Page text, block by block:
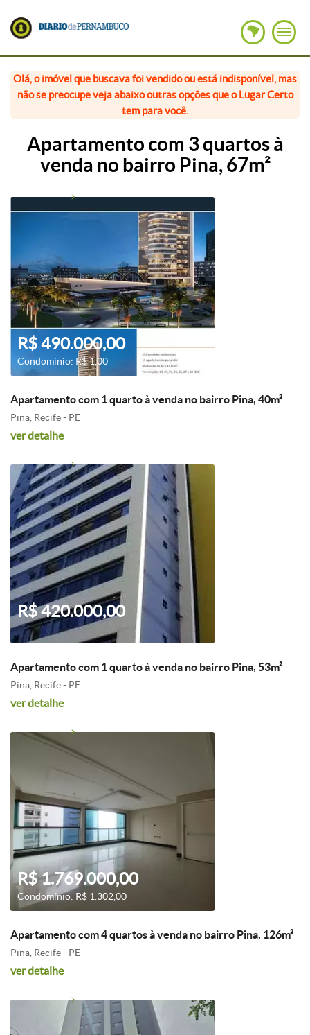
Olá, o imóvel que buscava foi vendido ou está indisponível, mas
não se preocupe veja abaixo outras opções que o Lugar Certo
tem para você.
Apartamento com 3 quartos à
venda no bairro Pina, 67m²
R$ 490.000,00
Condomínio: R$ 1,00
Apartamento com 1 quarto à venda no bairro Pina, 40m²
Pina, Recife - PE
ver detalhe
R$ 420.000,00
Apartamento com 1 quarto à venda no bairro Pina, 53m²
Pina, Recife - PE
ver detalhe
R$ 1.769.000,00
Condomínio: R$ 1.302,00
Apartamento com 4 quartos à venda no bairro Pina, 126m²
Pina, Recife - PE
ver detalhe